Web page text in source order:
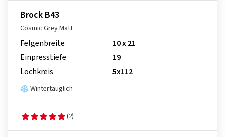
Brock B43
Cosmic Grey Matt
Felgenbreite
10 x 21
Einpresstiefe
19
Lochkreis
5x112
Wintertauglich
(2)